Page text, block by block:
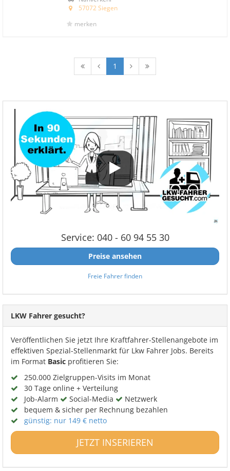
57072 Siegen
merken
1
Service: 040 - 60 94 55 30
Preise ansehen
Freie Fahrer finden
LKW Fahrer gesucht?
Veröffentlichen Sie jetzt Ihre Kraftfahrer-Stellenangebote im
effektiven Spezial-Stellenmarkt für Lkw Fahrer Jobs. Bereits
im Format Basic profitieren Sie:
250.000 Zielgruppen-Visits im Monat
30 Tage online + Verteilung
Job-Alarm
Social-Media
Netzwerk
bequem & sicher per Rechnung bezahlen
günstig: nur 149 € netto
JETZT INSERIEREN